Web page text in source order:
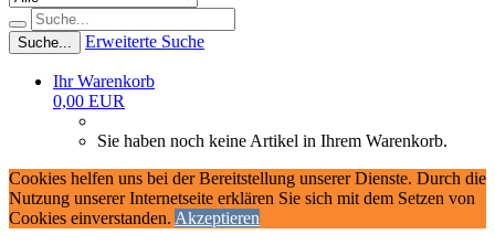
Suche... Erweiterte Suche
Ihr Warenkorb
0,00 EUR
Sie haben noch keine Artikel in Ihrem Warenkorb.
Cookies helfen uns bei der Bereitstellung unserer Dienste. Durch die
Nutzung unserer Internetseite erklären Sie sich mit dem Setzen von
Cookies einverstanden. Akzeptieren